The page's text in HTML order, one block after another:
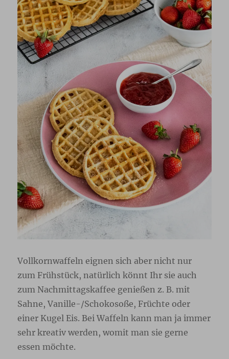
Vollkornwaffeln eignen sich aber nicht nur
zum Frühstück, natürlich könnt Ihr sie auch
zum Nachmittagskaffee genießen z. B. mit
Sahne, Vanille-/Schokosoße, Früchte oder
einer Kugel Eis. Bei Waffeln kann man ja immer
sehr kreativ werden, womit man sie gerne
essen möchte.